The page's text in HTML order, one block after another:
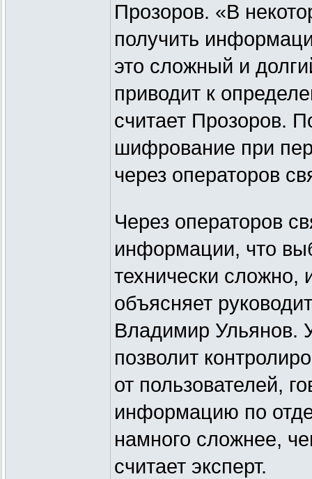
Прозоров. «В
получить
это сложный и
приводит к
считает Прозоров.
шифрование при
через операторов
Через операторов
информации, что
технически сложно,
объясняет
Владимир Ульянов.
позволит
от пользователей,
информацию по
намного сложнее,
считает эксперт.